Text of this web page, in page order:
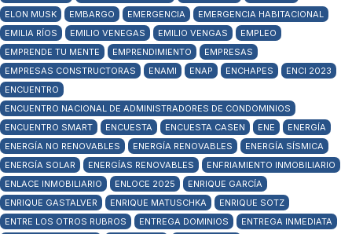
ELON MUSK
EMBARGO EMERGENCIA
EMERGENCIA HABITACIONAL
EMILIA RÍOS
EMILIO VENEGAS EMILIO VENGAS
EMPLEO
EMPRENDE TU MENTE
EMPRENDIMIENTO
EMPRESAS
EMPRESAS CONSTRUCTORAS
ENAMI ENAP ENCHAPES
ENCI 2023
ENCUENTRO
ENCUENTRO NACIONAL DE ADMINISTRADORES DE CONDOMINIOS
ENCUENTRO SMART
ENCUESTA ENCUESTA CASEN ENE
ENERGÍA
ENERGÍA NO RENOVABLES
ENERGÍA RENOVABLES
ENERGÍA SÍSMICA
ENERGÍA SOLAR
ENERGÍAS RENOVABLES
ENFRIAMIENTO INMOBILIARIO
ENLACE INMOBILIARIO
ENLOCE 2025
ENRIQUE GARCÍA
ENRIQUE GASTALVER
ENRIQUE MATUSCHKA
ENRIQUE SOTZ
ENTRE LOS OTROS RUBROS
ENTREGA DOMINIOS
ENTREGA INMEDIATA